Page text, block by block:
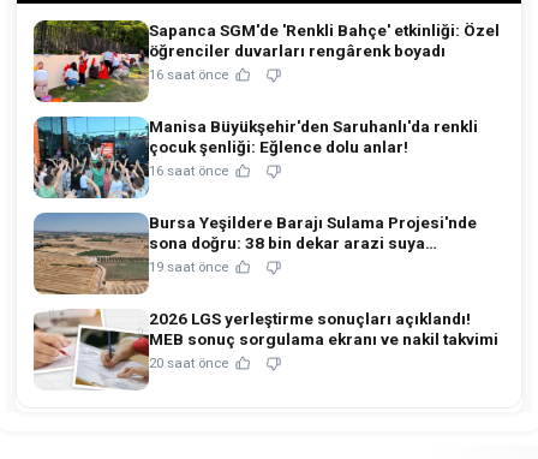
Sapanca SGM'de 'Renkli Bahçe' etkinliği: Özel
öğrenciler duvarları rengârenk boyadı
16 saat önce
Manisa Büyükşehir'den Saruhanlı'da renkli
çocuk şenliği: Eğlence dolu anlar!
16 saat önce
Bursa Yeşildere Barajı Sulama Projesi'nde
sona doğru: 38 bin dekar arazi suya
kavuşuyor!
19 saat önce
2026 LGS yerleştirme sonuçları açıklandı!
MEB sonuç sorgulama ekranı ve nakil takvimi
20 saat önce